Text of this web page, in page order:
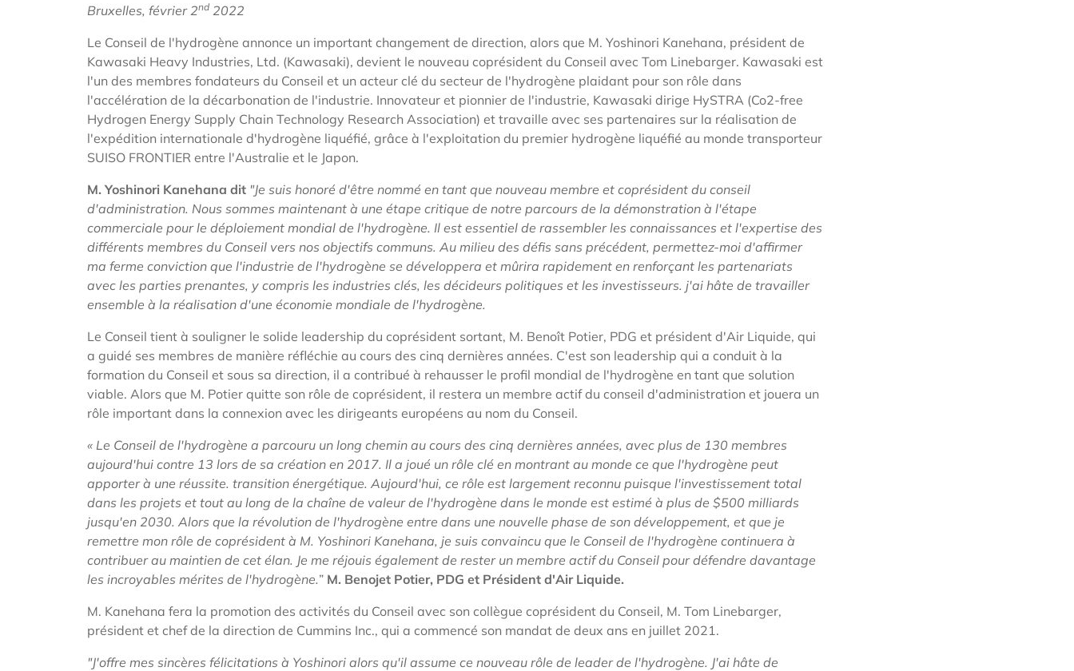
Bruxelles, février2nd2022
Le Conseil de l'hydrogène annonce un important changement de direction, alors que M. Yoshinori Kanehana, président de
Kawasaki Heavy Industries, Ltd. (Kawasaki), devient le nouveau coprésident du Conseil avec Tom Linebarger. Kawasaki est
l'un des membres fondateurs du Conseil et un acteur clé du secteur de l'hydrogène plaidant pour son rôle dans
l'accélération de la décarbonation de l'industrie. Innovateur et pionnier de l'industrie, Kawasaki dirige HySTRA (Co2-free
Hydrogen Energy Supply Chain Technology Research Association) et travaille avec ses partenaires sur la réalisation de
l'expédition internationale d'hydrogène liquéfié, grâce à l'exploitation du premier hydrogène liquéfié au monde transporteur
SUISO FRONTIER entre l'Australie et le Japon.
M. Yoshinori Kanehana dit"Je suis honoré d'être nommé en tant que nouveau membre et coprésident du conseil
d'administration. Nous sommes maintenant à une étape critique de notre parcours de la démonstration à l'étape
commerciale pour le déploiement mondial de l'hydrogène. Il est essentiel de rassembler les connaissances et l'expertise des
différents membres du Conseil vers nos objectifs communs. Au milieu des défis sans précédent, permettez-moi d'affirmer
ma ferme conviction que l'industrie de l'hydrogène se développera et mûrira rapidement en renforçant les partenariats
avec les parties prenantes, y compris les industries clés, les décideurs politiques et les investisseurs. j'ai hâte de travailler
ensemble à la réalisation d'une économie mondiale de l'hydrogène.
Le Conseil tient à souligner le solide leadership du coprésident sortant, M. Benoît Potier, PDG et président d'Air Liquide, qui
a guidé ses membres de manière réfléchie au cours des cinq dernières années. C'est son leadership qui a conduit à la
formation du Conseil et sous sa direction, il a contribué à rehausser le profil mondial de l'hydrogène en tant que solution
viable. Alors que M. Potier quitte son rôle de coprésident, il restera un membre actif du conseil d'administration et jouera un
rôle important dans la connexion avec les dirigeants européens au nom du Conseil.
« Le Conseil de l'hydrogène a parcouru un long chemin au cours des cinq dernières années, avec plus de 130 membres
aujourd'hui contre 13 lors de sa création en 2017. Il a joué un rôle clé en montrant au monde ce que l'hydrogène peut
apporter à une réussite. transition énergétique. Aujourd'hui, ce rôle est largement reconnu puisque l'investissement total
dans les projets et tout au long de la chaîne de valeur de l'hydrogène dans le monde est estimé à plus de $500 milliards
jusqu'en 2030. Alors que la révolution de l'hydrogène entre dans une nouvelle phase de son développement, et que je
remettre mon rôle de coprésident à M. Yoshinori Kanehana, je suis convaincu que le Conseil de l'hydrogène continuera à
contribuer au maintien de cet élan. Je me réjouis également de rester un membre actif du Conseil pour défendre davantage
les incroyables mérites de l'hydrogène.” M. Benojet Potier, PDG et Président d'Air Liquide.
M. Kanehana fera la promotion des activités du Conseil avec son collègue coprésident du Conseil, M. Tom Linebarger,
président et chef de la direction de Cummins Inc., qui a commencé son mandat de deux ans en juillet 2021.
"J'offre mes sincères félicitations à Yoshinori alors qu'il assume ce nouveau rôle de leader de l'hydrogène. J'ai hâte de